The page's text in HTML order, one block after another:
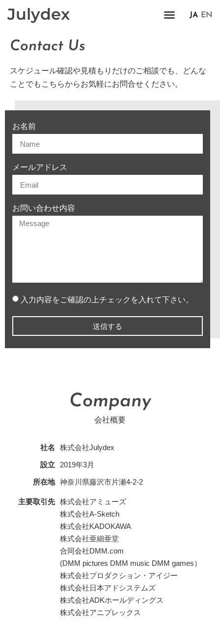
Julydex JA EN
Contact Us
スケジュール確認や見積もりだけのご相談でも、どんな
ことでもこちらからお気軽にお問合せください。
お名前
メールアドレス
お問い合わせ内容
入力内容をご確認の上チェックを入れて下さい。
送信する
Company
会社概要
社名 株式会社Julydex
設立 2019年3月
所在地 神奈川県藤沢市片瀬4-2-2
主要取引先 株式会社アミューズ
株式会社A-Sketch
株式会社KADOKAWA
株式会社亜細亜堂
合同会社DMM.com
(DMM pictures DMM music DMM games）
株式会社プロダクション・アイジー
株式会社日本アドシステムズ
株式会社ADKホールディングス
株式会社アニプレックス